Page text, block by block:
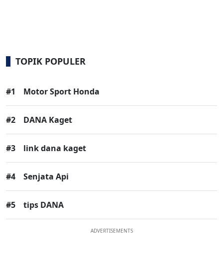
TOPIK POPULER
#1 Motor Sport Honda
#2 DANA Kaget
#3 link dana kaget
#4 Senjata Api
#5 tips DANA
ADVERTISEMENTS